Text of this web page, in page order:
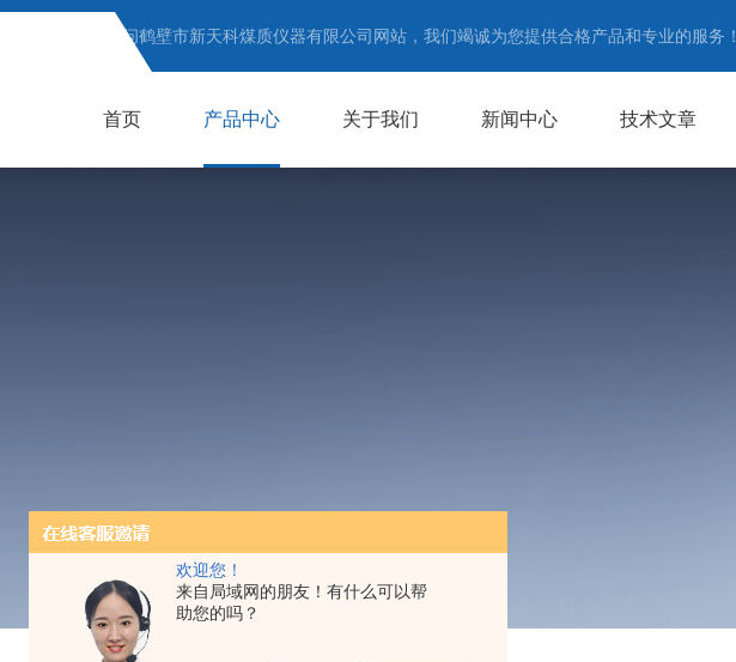
欢迎您！
来自局域网的朋友！有什么可以帮
助您的吗？
欢迎访问鹤壁市新天科煤质仪器有限公司网站，我们竭诚为您提供合格产品和专业的服务！
首页 产品中心 关于我们 新闻中心 技术文章